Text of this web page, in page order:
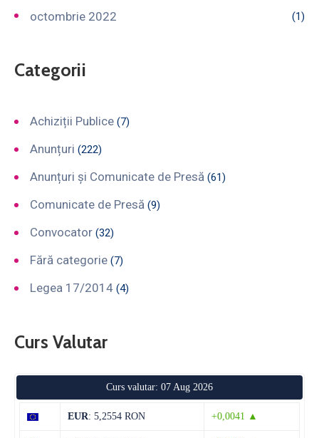
octombrie 2022 (1)
Categorii
Achiziții Publice (7)
Anunțuri (222)
Anunțuri și Comunicate de Presă (61)
Comunicate de Presă (9)
Convocator (32)
Fără categorie (7)
Legea 17/2014 (4)
Curs Valutar
Curs valutar: 07 Aug 2026
EUR: 5,2554 RON +0,0041 ▲